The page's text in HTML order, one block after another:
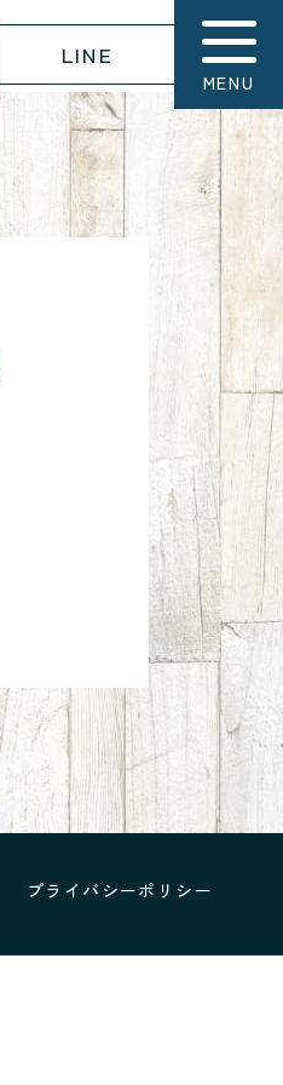
LINE
MENU
プライバシーポリシー